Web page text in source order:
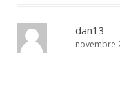
dan13
novembre